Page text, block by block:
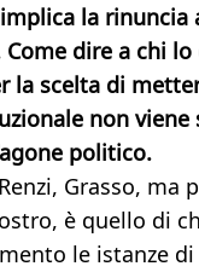
la rinuncia
dire a chi
la scelta di
non viene
politico.
Grasso, ma
è quello di
le istanze